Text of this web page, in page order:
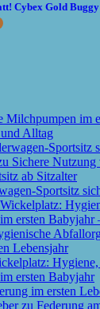
Cybex Gold
Milchpumpen im
Alltag
Sportsitz
ersten Babyjahr